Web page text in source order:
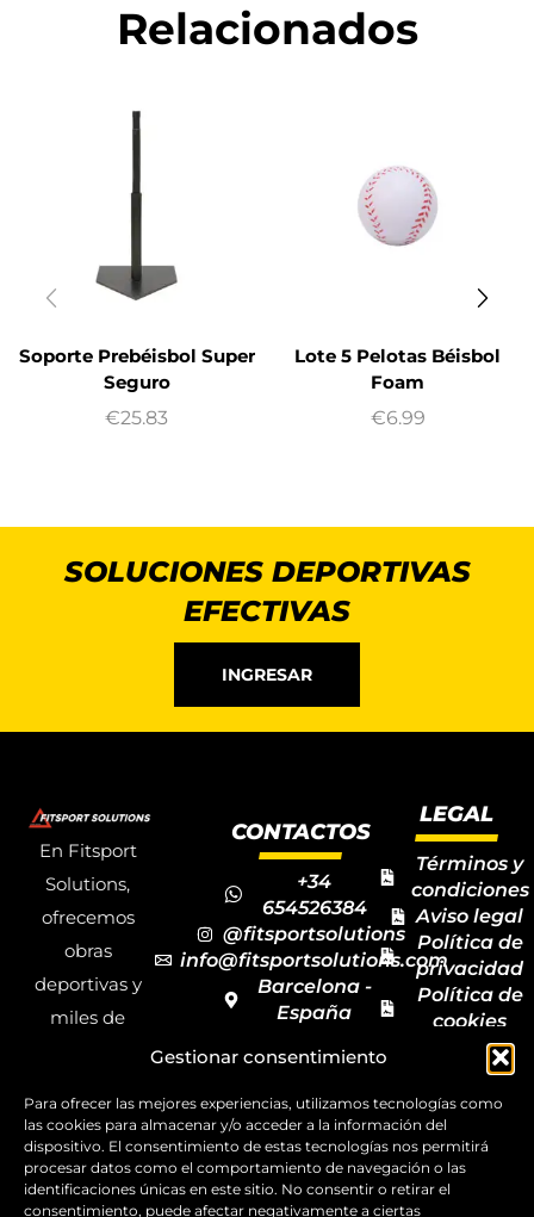
Gestionar consentimiento
Para ofrecer las mejores experiencias, utilizamos tecnologías como
las cookies para almacenar y/o acceder a la información del
dispositivo. El consentimiento de estas tecnologías nos permitirá
procesar datos como el comportamiento de navegación o las
identificaciones únicas en este sitio. No consentir o retirar el
consentimiento, puede afectar negativamente a ciertas
Relacionados
Soporte Prebéisbol Super
Seguro
€25.83
Lote 5 Pelotas Béisbol
Foam
€6.99
SOLUCIONES DEPORTIVAS
EFECTIVAS
INGRESAR
En Fitsport
Solutions,
ofrecemos
obras
deportivas y
miles de
deportivos
para todas las
disciplinas,
CONTACTOS
+34
654526384
@fitsportsolutions
info@fitsportsolutions.com
Barcelona -
España
de contacto
LEGAL
Términos y
condiciones
Aviso legal
Política de
privacidad
Política de
cookies
Mapa del
sitio